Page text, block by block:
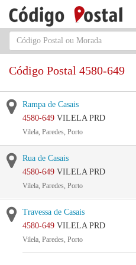
Código Postal 4580-649
Rampa de Casais
4580-649 VILELA PRD
Vilela, Paredes, Porto
Rua de Casais
4580-649 VILELA PRD
Vilela, Paredes, Porto
Travessa de Casais
4580-649 VILELA PRD
Vilela, Paredes, Porto